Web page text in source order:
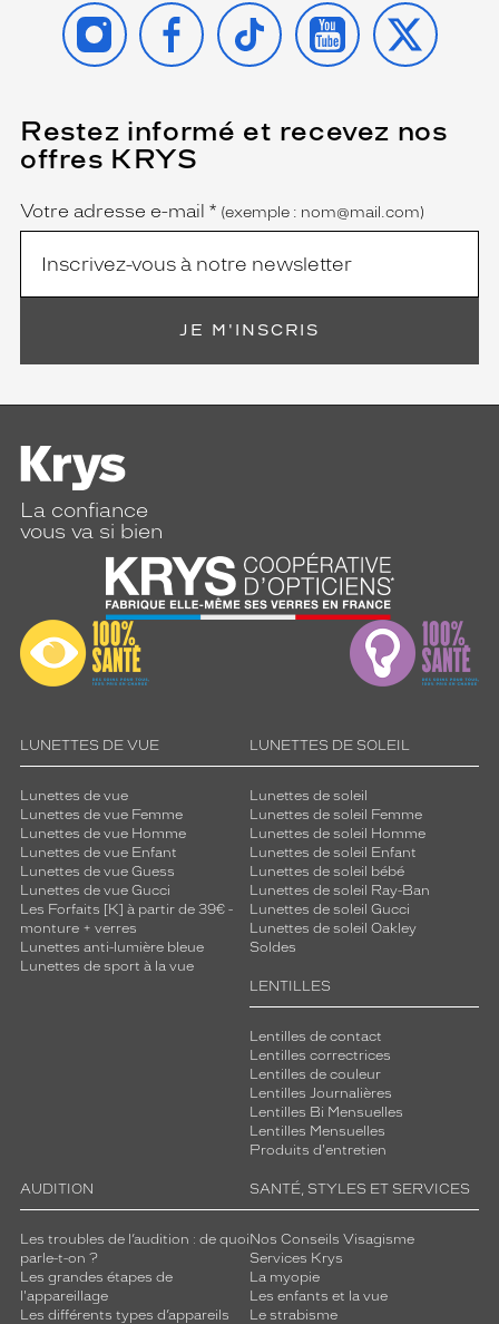
INSTAGRAMFACEBOOK
TIKTOK YOUTUBE
X
Restez informé et recevez nos
offres KRYS
Name
Votre adresse e-mail *
(Ce
champ
est
obligatoire)
(exemple : nom@mail.com)
JE M'INSCRIS
La confiance
vous va si bien
LUNETTES DE VUE
Lunettes de vue
Lunettes de vue Femme
Lunettes de vue Homme
Lunettes de vue Enfant
Lunettes de vue Guess
Lunettes de vue Gucci
Les Forfaits [K] à partir de 39€ -
monture + verres
Lunettes anti-lumière bleue
Lunettes de sport à la vue
LUNETTES DE SOLEIL
Lunettes de soleil
Lunettes de soleil Femme
Lunettes de soleil Homme
Lunettes de soleil Enfant
Lunettes de soleil bébé
Lunettes de soleil Ray-Ban
Lunettes de soleil Gucci
Lunettes de soleil Oakley
Soldes
LENTILLES
Lentilles de contact
Lentilles correctrices
Lentilles de couleur
Lentilles Journalières
Lentilles Bi Mensuelles
Lentilles Mensuelles
Produits d'entretien
AUDITION
Les troubles de l’audition : de quoi
parle-t-on ?
Les grandes étapes de
l'appareillage
Les différents types d’appareils
SANTÉ, STYLES ET SERVICES
Nos Conseils Visagisme
Services Krys
La myopie
Les enfants et la vue
Le strabisme